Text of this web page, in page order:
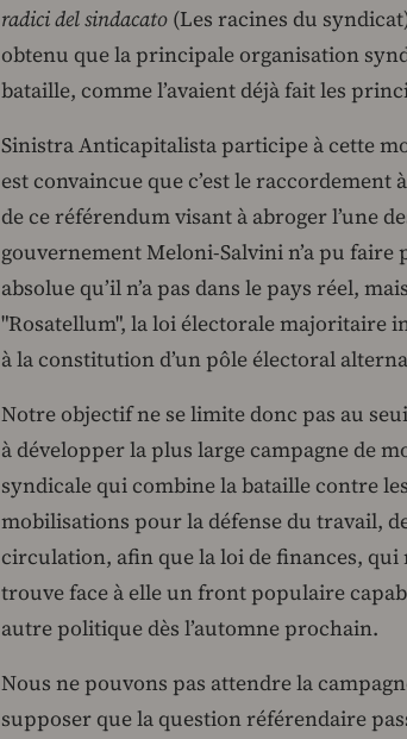
radici del sindacato (Les racines du
obtenu que la principale organisation
bataille, comme l’avaient déjà fait les
Sinistra Anticapitalista participe à cette
est convaincue que c’est le raccordement
de ce référendum visant à abroger l’une
gouvernement Meloni-Salvini n’a pu faire
absolue qu’il n’a pas dans le pays réel,
"Rosatellum", la loi électorale majoritaire
à la constitution d’un pôle électoral
Notre objectif ne se limite donc pas au
à développer la plus large campagne de
syndicale qui combine la bataille contre
mobilisations pour la défense du travail,
circulation, afin que la loi de finances, qui
trouve face à elle un front populaire
autre politique dès l’automne prochain.
Nous ne pouvons pas attendre la
supposer que la question référendaire